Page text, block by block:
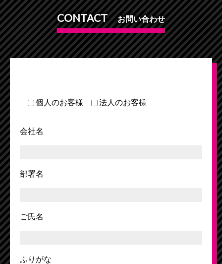
CONTACT お問い合わせ
個人のお客様 法人のお客様
会社名
部署名
ご氏名
ふりがな